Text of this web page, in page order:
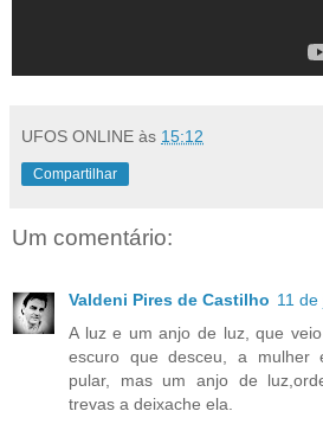
UFOS ONLINE às 15:12
Compartilhar
Um comentário:
Valdeni Pires de Castilho 11
A luz e um anjo de luz, que
escuro que desceu, a mulher
pular, mas um anjo de
trevas a deixache ela.